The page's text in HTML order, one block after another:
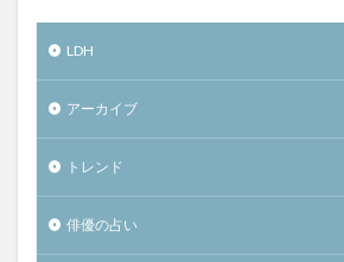
LDH
アーカイブ
トレンド
俳優の占い